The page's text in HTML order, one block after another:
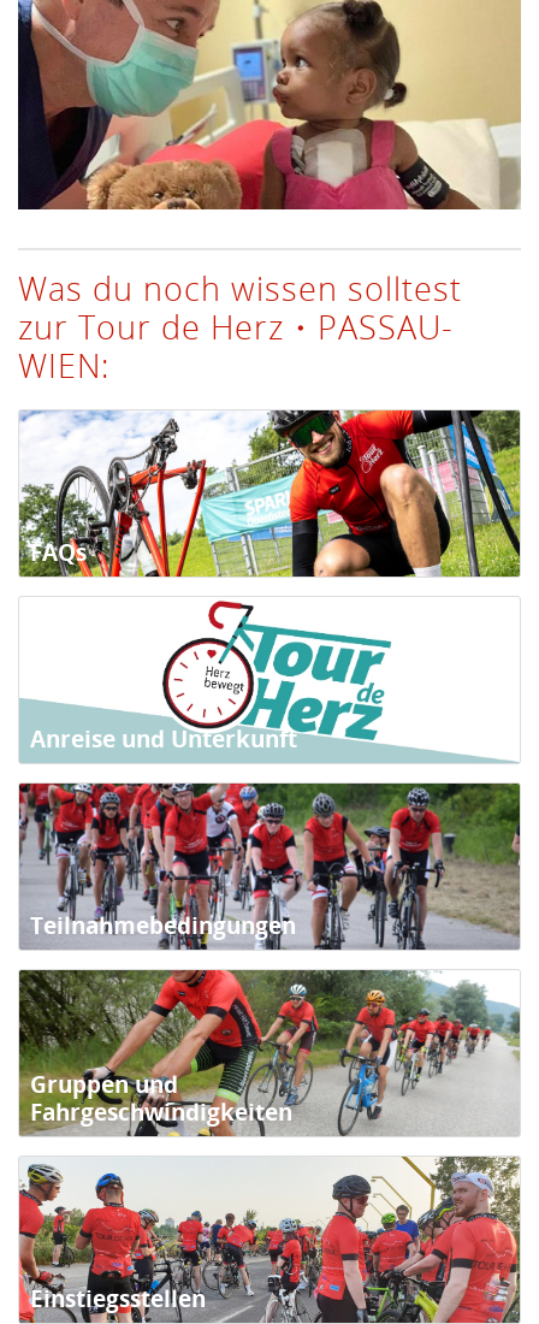
Was du noch wissen solltest
zur Tour de Herz・PASSAU-
WIEN:
FAQs
Anreise und Unterkunft
Teilnahmebedingungen
Gruppen und
Fahrgeschwindigkeiten
Einstiegsstellen